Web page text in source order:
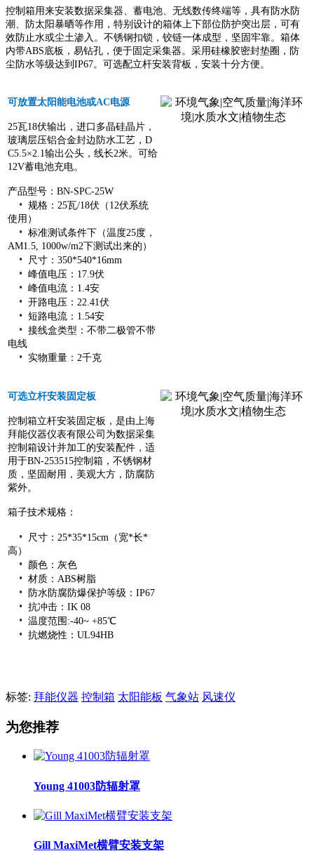
控制箱用来安装数据采集器、蓄电池、无线数传终端等，具有防水防
潮、防太阳暴晒等作用，特别设计的箱体上下部位防护突出层，可有
效防止水或尘土渗入。不锈钢扣锁，铰链一体成型，坚固牢靠。箱体
内带ABS底板，易钻孔，便于固定采集器。采用硅橡胶密封垫圈，防
尘防水等级达到IP67。可选配立杆安装背板，安装十分方便。
可放置太阳能电池或AC电源
25瓦18伏输出，进口多晶硅晶片，
玻璃层压铝合金封边防水工艺，D
C5.5×2.1输出公头，线长2米。可给
12V蓄电池充电。
产品型号：BN-SPC-25W
• 规格：25瓦/18伏（12伏系统
使用）
• 标准测试条件下（温度25度，
AM1.5, 1000w/m2下测试出来的）
• 尺寸：350*540*16mm
• 峰值电压：17.9伏
• 峰值电流：1.4安
• 开路电压：22.41伏
• 短路电流：1.54安
• 接线盒类型：不带二极管不带
电线
• 实物重量：2千克
可选立杆安装固定板
控制箱立杆安装固定板，是由上海
拜能仪器仪表有限公司为数据采集
控制箱设计并加工的安装配件，适
用于BN-253515控制箱，不锈钢材
质，坚固耐用，美观大方，防腐防
紫外。
箱子技术规格：
•
尺寸：25*35*15cm（宽*长*
高）
• 颜色：灰色
• 材质：ABS树脂
• 防水防腐防爆保护等级：IP67
• 抗冲击：IK 08
• 温度范围:-40~ +85℃
• 抗燃烧性：UL94HB
标签: 拜能仪器 控制箱 太阳能板 气象站 风速仪
为您推荐
Young 41003防辐射罩
Gill MaxiMet横臂安装支架